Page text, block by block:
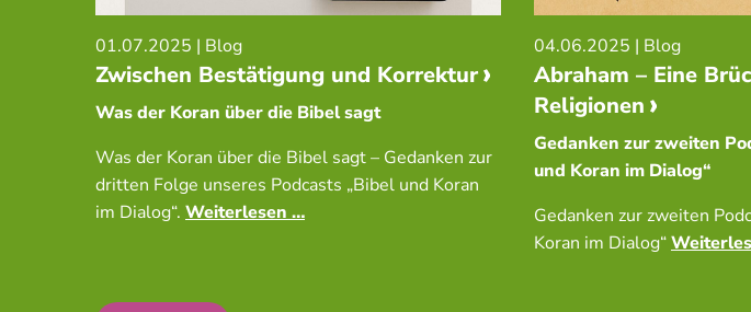
01.07.2025 | Blog
Zwischen Bestätigung und Korrektur
Was der Koran über die Bibel sagt
Was der Koran über die Bibel sagt – Gedanken zur
dritten Folge unseres Podcasts „Bibel und Koran
im Dialog“. Weiterlesen …
04.06.2025 | Blog
Abraham – Eine
Religionen
Gedanken zur zweiten
und Koran im Dialog“
Gedanken zur zweiten
Koran im Dialog“